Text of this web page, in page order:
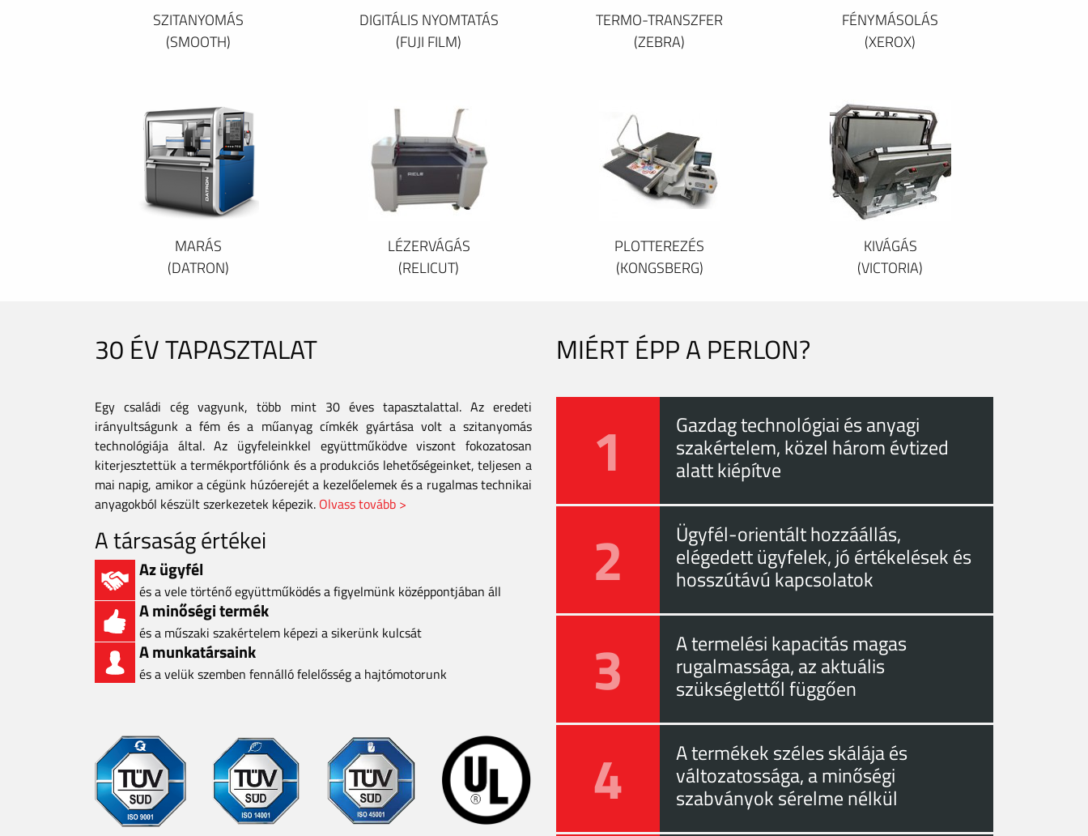
SZITANYOMÁS
(SMOOTH)
DIGITÁLIS NYOMTATÁS
(FUJI FILM)
TERMO-TRANSZFER
(ZEBRA)
FÉNYMÁSOLÁS
(XEROX)
MARÁS
(DATRON)
LÉZERVÁGÁS
(RELICUT)
PLOTTEREZÉS
(KONGSBERG)
KIVÁGÁS
(VICTORIA)
30 ÉV TAPASZTALAT
Egy családi cég vagyunk, több mint 30 éves tapasztalattal. Az eredeti
irányultságunk a fém és a műanyag címkék gyártása volt a szitanyomás
technológiája által. Az ügyfeleinkkel együttműködve viszont fokozatosan
kiterjesztettük a termékportfóliónk és a produkciós lehetőségeinket, teljesen a
mai napig, amikor a cégünk húzóerejét a kezelőelemek és a rugalmas technikai
anyagokból készült szerkezetek képezik. Olvass tovább >
A társaság értékei
Az ügyfél
és a vele történő együttműködés a figyelmünk középpontjában áll
A minőségi termék
és a műszaki szakértelem képezi a sikerünk kulcsát
A munkatársaink
és a velük szemben fennálló felelősség a hajtómotorunk
MIÉRT ÉPP A PERLON?
1 Gazdag technológiai és anyagi
szakértelem, közel három évtized
alatt kiépítve
2 Ügyfél-orientált hozzáállás,
elégedett ügyfelek, jó értékelések és
hosszútávú kapcsolatok
3 A termelési kapacitás magas
rugalmassága, az aktuális
szükséglettől függően
4 A termékek széles skálája és
változatossága, a minőségi
szabványok sérelme nélkül